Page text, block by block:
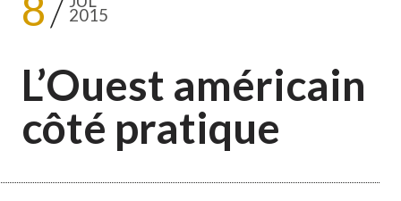
2015
L’Ouest américain
côté pratique